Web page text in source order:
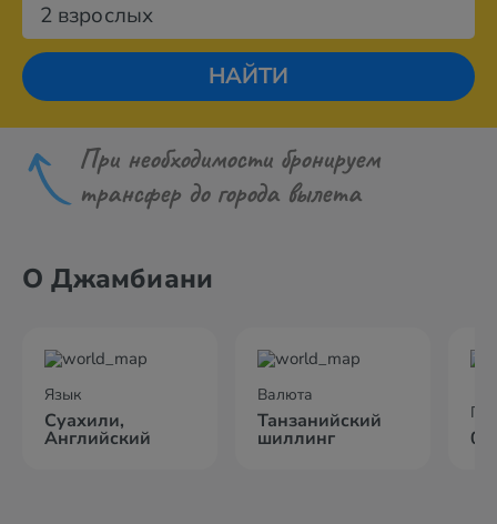
2 взрослых
НАЙТИ
При необходимости бронируем
трансфер до города вылета
О Джамбиани
Язык
Суахили,
Английский
Валюта
Танзанийский
шиллинг